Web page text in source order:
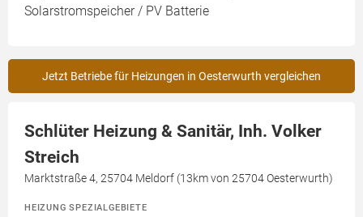
Solarstromspeicher / PV Batterie
Jetzt Betriebe für Heizungen in Oesterwurth vergleichen
Schlüter Heizung & Sanitär, Inh. Volker
Streich
Marktstraße 4, 25704 Meldorf (13km von 25704 Oesterwurth)
HEIZUNG SPEZIALGEBIETE